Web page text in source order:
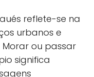
reflete-se na
urbanos e
ou passar
significa